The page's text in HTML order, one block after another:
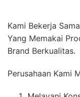
Kami Bekerja
Yang Memakai
Brand Berkualitas.
Perusahaan Kami